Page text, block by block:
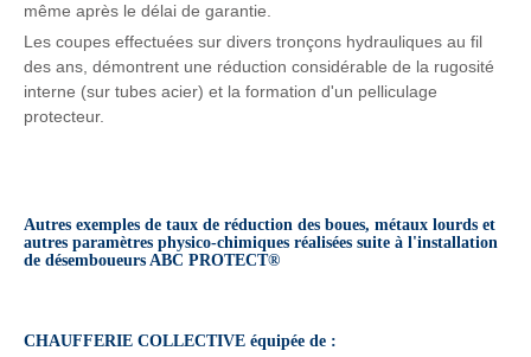
même après le délai de garantie.
Les coupes effectuées sur divers tronçons hydrauliques au fil
des ans, démontrent une réduction considérable de la rugosité
interne (sur tubes acier) et la formation d'un pelliculage
protecteur.
Autres exemples de taux de réduction des boues, métaux lourds et
autres paramètres physico-chimiques réalisées suite à l'installation
de désemboueurs ABC PROTECT®
CHAUFFERIE COLLECTIVE équipée de :